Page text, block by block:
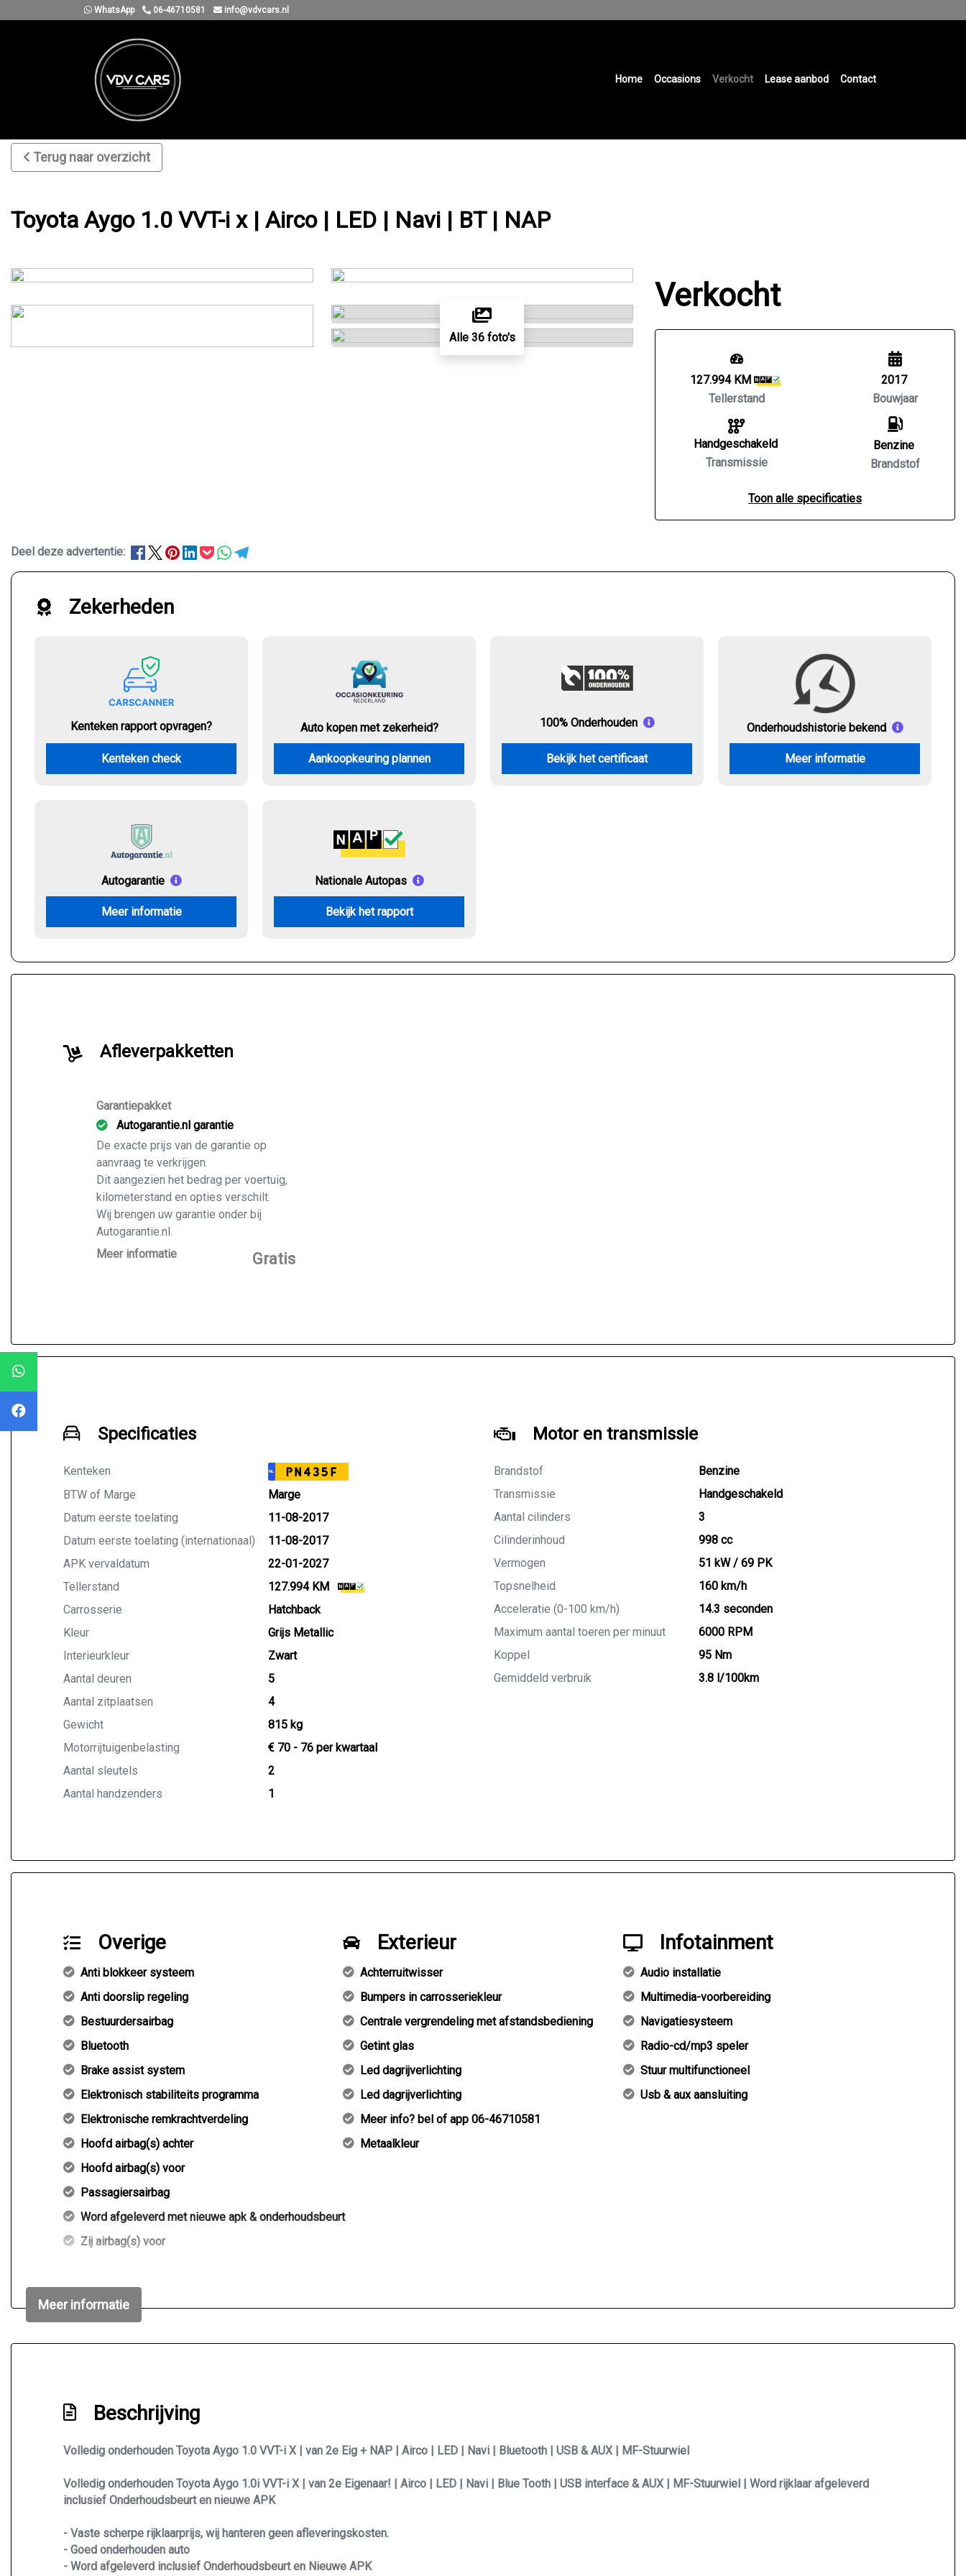
WhatsApp 06-46710581 info@vdvcars.nl
Home Occasions Verkocht Lease aanbod Contact
Terug naar overzicht
Toyota Aygo 1.0 VVT-i x | Airco | LED | Navi | BT | NAP
Alle 36 foto's
Verkocht
127.994 KM
Tellerstand
Handgeschakeld
Transmissie
2017
Bouwjaar
Benzine
Brandstof
Toon alle specificaties
Deel deze advertentie:
Zekerheden
Kenteken rapport opvragen?
Kenteken check
Auto kopen met zekerheid?
Aankoopkeuring plannen
100% Onderhouden
Bekijk het certificaat
Onderhoudshistorie bekend
Meer informatie
Autogarantie
Meer informatie
Nationale Autopas
Bekijk het rapport
Afleverpakketten
Garantiepakket
Autogarantie.nl garantie
De exacte prijs van de garantie op
aanvraag te verkrijgen.
Dit aangezien het bedrag per voertuig,
kilometerstand en opties verschilt.
Wij brengen uw garantie onder bij
Autogarantie.nl.
Vraag ons naar de mogelijkheden voor
Meer informatie Gratis
Specificaties
Kenteken NL PN435F
BTW of Marge
Marge
Datum eerste toelating
11-08-2017
Datum eerste toelating (internationaal)
11-08-2017
APK vervaldatum
22-01-2027
Tellerstand
127.994 KM
Carrosserie
Hatchback
Kleur
Grijs Metallic
Interieurkleur
Zwart
Aantal deuren
5
Aantal zitplaatsen
4
Gewicht
815 kg
Motorrijtuigenbelasting
€ 70 - 76 per kwartaal
Aantal sleutels
2
Aantal handzenders
1
Motor en transmissie
Brandstof
Benzine
Transmissie
Handgeschakeld
Aantal cilinders
3
Cilinderinhoud
998 cc
Vermogen
51 kW / 69 PK
Topsnelheid
160 km/h
Acceleratie (0-100 km/h)
14.3 seconden
Maximum aantal toeren per minuut
6000 RPM
Koppel
95 Nm
Gemiddeld verbruik
3.8 l/100km
Overige
Anti blokkeer systeem
Anti doorslip regeling
Bestuurdersairbag
Bluetooth
Brake assist system
Elektronisch stabiliteits programma
Elektronische remkrachtverdeling
Hoofd airbag(s) achter
Hoofd airbag(s) voor
Passagiersairbag
Word afgeleverd met nieuwe apk & onderhoudsbeurt
Zij airbag(s) voor
Exterieur
Achterruitwisser
Bumpers in carrosseriekleur
Centrale vergrendeling met afstandsbediening
Getint glas
Led dagrijverlichting
Led dagrijverlichting
Meer info? bel of app 06-46710581
Metaalkleur
Infotainment
Audio installatie
Multimedia-voorbereiding
Navigatiesysteem
Radio-cd/mp3 speler
Stuur multifunctioneel
Usb & aux aansluiting
Meer informatie
Beschrijving
Volledig onderhouden Toyota Aygo 1.0 VVT-i X | van 2e Eig + NAP | Airco | LED | Navi | Bluetooth | USB & AUX | MF-Stuurwiel
Volledig onderhouden Toyota Aygo 1.0i VVT-i X | van 2e Eigenaar! | Airco | LED | Navi | Blue Tooth | USB interface & AUX | MF-Stuurwiel | Word rijklaar afgeleverd
inclusief Onderhoudsbeurt en nieuwe APK
- Vaste scherpe rijklaarprijs, wij hanteren geen afleveringskosten.
- Goed onderhouden auto
- Word afgeleverd inclusief Onderhoudsbeurt en Nieuwe APK